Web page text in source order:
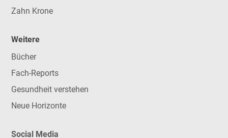
Zahn Krone
Weitere
Bücher
Fach-Reports
Gesundheit verstehen
Neue Horizonte
Social Media